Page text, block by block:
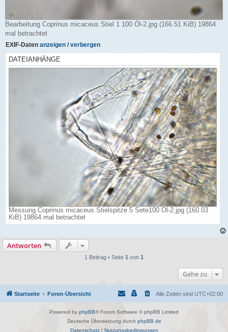
Bearbeitung Coprinus micaceus Stiel 1 100 Öl-2.jpg (166.51 KiB) 19864
mal betrachtet
EXIF-Daten anzeigen / verbergen
DATEIANHÄNGE
Messung Coprinus micaceus Stielspitze 5 Sete100 Öl-2.jpg (160.03
KiB) 19864 mal betrachtet
Antworten
1 Beitrag • Seite 1 von 1
Gehe zu
Startseite Foren-Übersicht Alle Zeiten sind UTC+02:00
Powered by phpBB® Forum Software © phpBB Limited
Deutsche Übersetzung durch phpBB.de
Datenschutz| Nutzungsbedingungen